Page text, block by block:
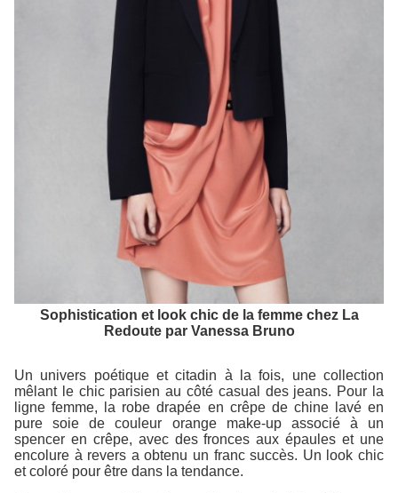
Sophistication et look chic de la femme chez La
Redoute par Vanessa Bruno
Un univers poétique et citadin à la fois, une collection
mêlant le chic parisien au côté casual des jeans. Pour la
ligne femme, la robe drapée en crêpe de chine lavé en
pure soie de couleur orange make-up associé à un
spencer en crêpe, avec des fronces aux épaules et une
encolure à revers a obtenu un franc succès. Un look chic
et coloré pour être dans la tendance.